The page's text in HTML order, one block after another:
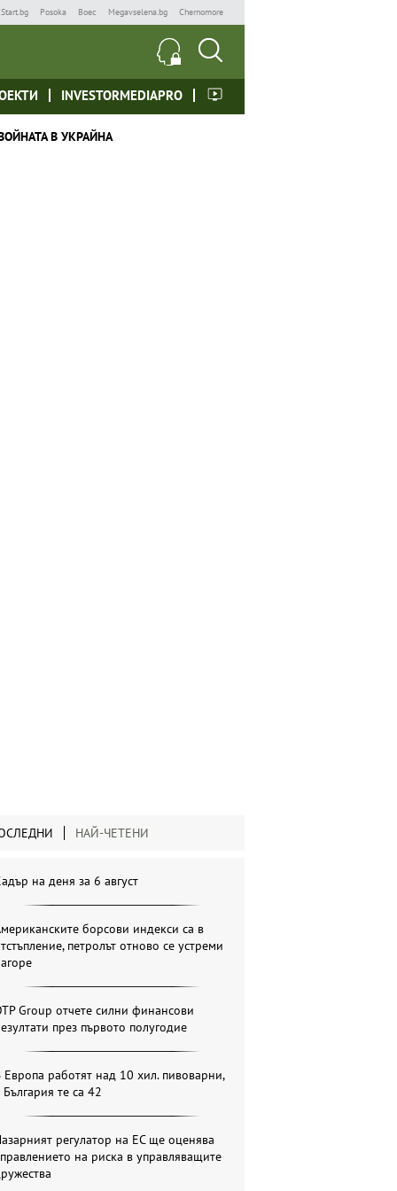
Start.bg Posoka Boec Megavselena.bg Chernomore
INVESTORMEDIAPRO
В УКРАЙНА
НАЙ-ЧЕТЕНИ
на деня за 6 август
борсови индекси са в
петролът отново се устреми
Group отчете силни финансови
през първото полугодие
Европа работят над 10 хил. пивоварни,
България те са 42
регулатор на ЕС ще оценява
на риска в управляващите